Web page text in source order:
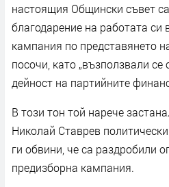
настоящия Общински съвет
благодарение на работата си
кампания по представянето
посочи, като „възползвали се
дейност на партийните
В този тон той нарече
Николай Ставрев
ги обвини, че са раздробили
предизборна кампания.